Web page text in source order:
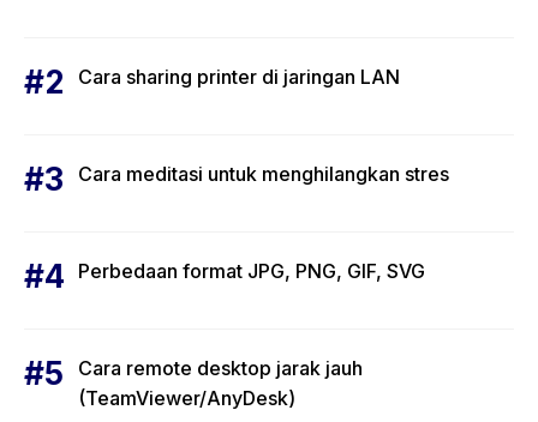
Cara sharing printer di jaringan LAN
Cara meditasi untuk menghilangkan stres
Perbedaan format JPG, PNG, GIF, SVG
Cara remote desktop jarak jauh
(TeamViewer/AnyDesk)